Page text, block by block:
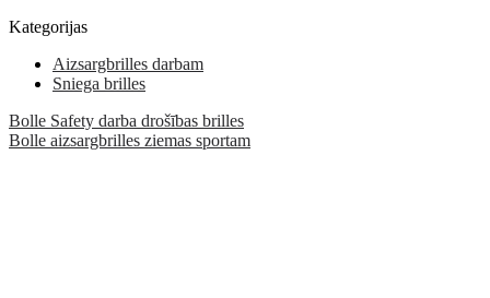
Kategorijas
Aizsargbrilles darbam
Sniega brilles
Bolle Safety darba drošības brilles
Bolle aizsargbrilles ziemas sportam